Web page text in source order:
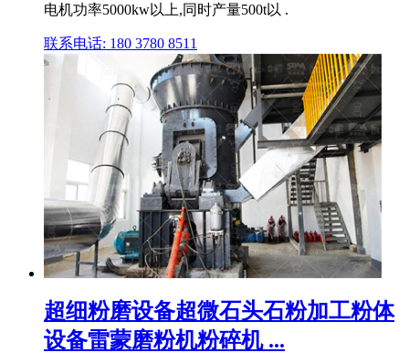
电机功率5000kw以上,同时产量500t以 .
联系电话: 180 3780 8511
超细粉磨设备超微石头石粉加工粉体
设备雷蒙磨粉机粉碎机 ...